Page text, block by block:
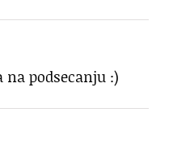
na podsecanju :)